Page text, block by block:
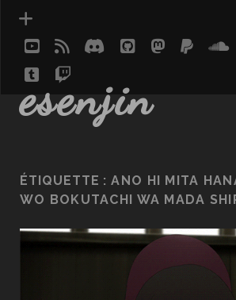
youtube
rss discord
githubmastodon
paypal
tumblrtwitch
esenjin
ÉTIQUETTE :ANO HI MITA
WO BOKUTACHI WA MADA